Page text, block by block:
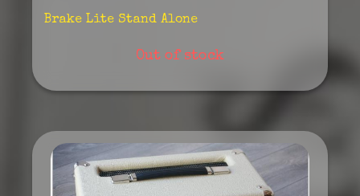
Brake Lite Stand Alone
Out of stock